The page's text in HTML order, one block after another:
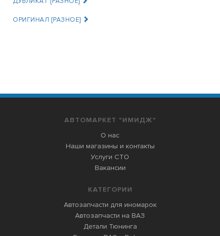
ОРИГИНАЛ [РАЗНОЕ]
АВТОМАРКЕТ "ИМИДЖ"
О нас
Наши магазины и контакты
Услуги СТО
Вакансии
КАТЕГОРИИ
Автозапчасти для иномарок
Автозапчасти на ВАЗ
Детали Тюнинга